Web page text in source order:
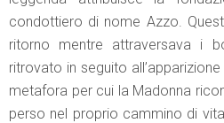
condottiero di nome Azzo.
ritorno mentre attraversava i
ritrovato in seguito
metafora per cui la Madonna
perso nel proprio cammino di